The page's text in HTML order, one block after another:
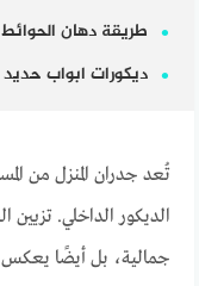
طريقة دهان الحوائط
ديكورات ابواب
تُعد جدران المنزل من
الديكور الداخلي.
جمالية، بل أيضًا